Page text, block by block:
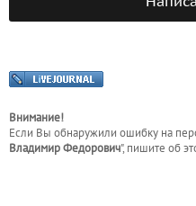
Внимание!
Если Вы обнаружили ошибку на
Владимир Федорович", пишите об